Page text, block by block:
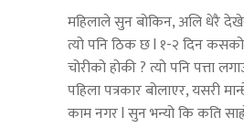
महिलाले सुन बोकिन, अलि धेरै
त्यो पनि ठिक छ l १-२ दिन
चोरीको होकी ? त्यो पनि पत्ता
पहिला पत्रकार बोलाएर, यसरी
काम नगर l सुन भन्यो कि कति